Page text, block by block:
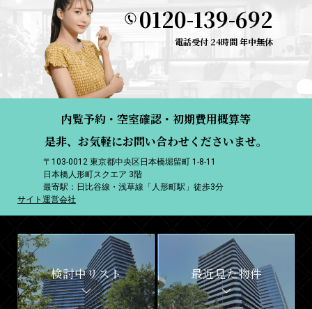
0120-139-692
電話受付 24時間 年中無休
内覧予約・空室確認・初期費用概算等
是非、お気軽にお問い合わせくださいませ。
〒103-0012 東京都中央区日本橋堀留町 1-8-11
日本橋人形町スクエア 3階
最寄駅：日比谷線・浅草線「人形町駅」徒歩3分
サイト運営会社
検討中リスト 最近見た物件